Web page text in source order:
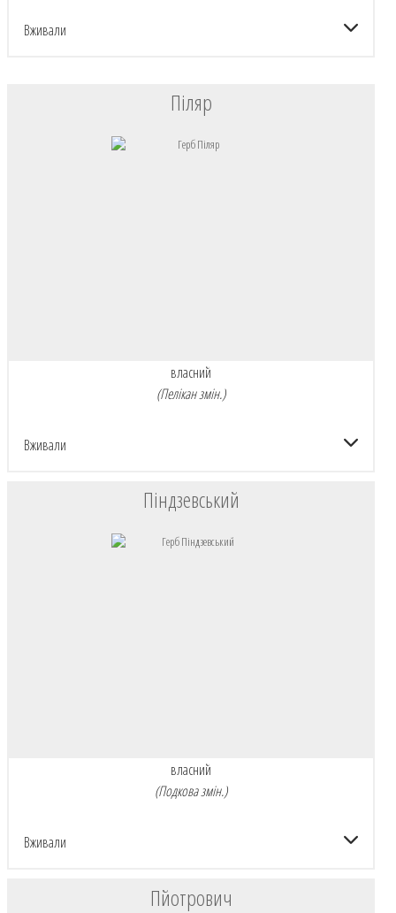
Вживали
Піляр
власний
(Пелікан змін.)
Вживали
Піндзевський
власний
(Подкова змін.)
Вживали
Пйотрович